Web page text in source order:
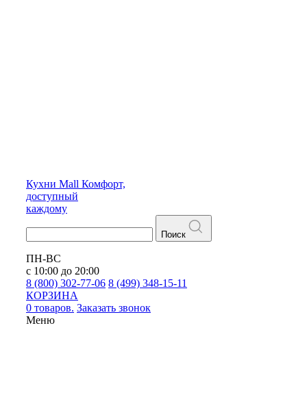
Кухни Mall Комфорт,
доступный
каждому
Поиск
ПН-ВС
с 10:00 до 20:00
8 (800) 302-77-06 8 (499) 348-15-11
КОРЗИНА
0 товаров. Заказать звонок
Меню